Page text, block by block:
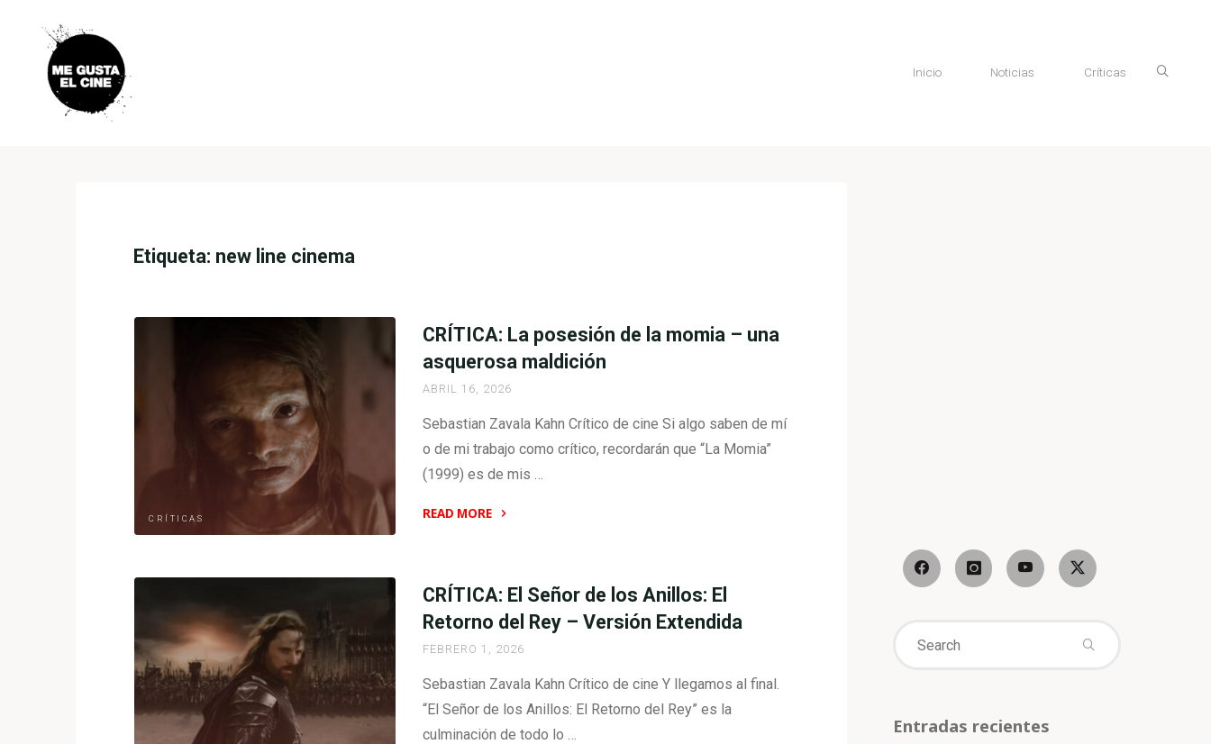
Inicio Noticias Críticas
Etiqueta: new line cinema
CRÍTICAS
CRÍTICA: La posesión de la momia – una
asquerosa maldición
ABRIL 16, 2026
Sebastian Zavala Kahn Crítico de cine Si algo saben de mí
o de mi trabajo como crítico, recordarán que “La Momia”
(1999) es de mis …
READ MORE
posesión
de
la
momia
–
una
CRÍTICA: El Señor de los Anillos: El
Retorno del Rey – Versión Extendida
FEBRERO 1, 2026
Sebastian Zavala Kahn Crítico de cine Y llegamos al final.
“El Señor de los Anillos: El Retorno del Rey” es la
culminación de todo lo …
Entradas recientes